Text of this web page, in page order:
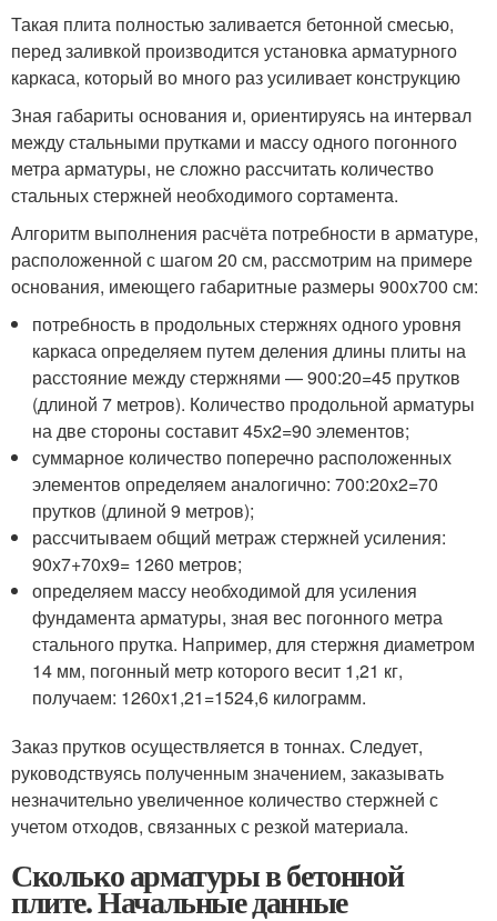
Такая плита полностью заливается бетонной смесью,
перед заливкой производится установка арматурного
каркаса, который во много раз усиливает конструкцию
Зная габариты основания и, ориентируясь на интервал
между стальными прутками и массу одного погонного
метра арматуры, не сложно рассчитать количество
стальных стержней необходимого сортамента.
Алгоритм выполнения расчёта потребности в арматуре,
расположенной с шагом 20 см, рассмотрим на примере
основания, имеющего габаритные размеры 900х700 см:
потребность в продольных стержнях одного уровня
каркаса определяем путем деления длины плиты на
расстояние между стержнями — 900:20=45 прутков
(длиной 7 метров). Количество продольной арматуры
на две стороны составит 45х2=90 элементов;
суммарное количество поперечно расположенных
элементов определяем аналогично: 700:20х2=70
прутков (длиной 9 метров);
рассчитываем общий метраж стержней усиления:
90х7+70х9= 1260 метров;
определяем массу необходимой для усиления
фундамента арматуры, зная вес погонного метра
стального прутка. Например, для стержня диаметром
14 мм, погонный метр которого весит 1,21 кг,
получаем: 1260х1,21=1524,6 килограмм.
Заказ прутков осуществляется в тоннах. Следует,
руководствуясь полученным значением, заказывать
незначительно увеличенное количество стержней с
учетом отходов, связанных с резкой материала.
Сколько арматуры в бетонной
плите. Начальные данные